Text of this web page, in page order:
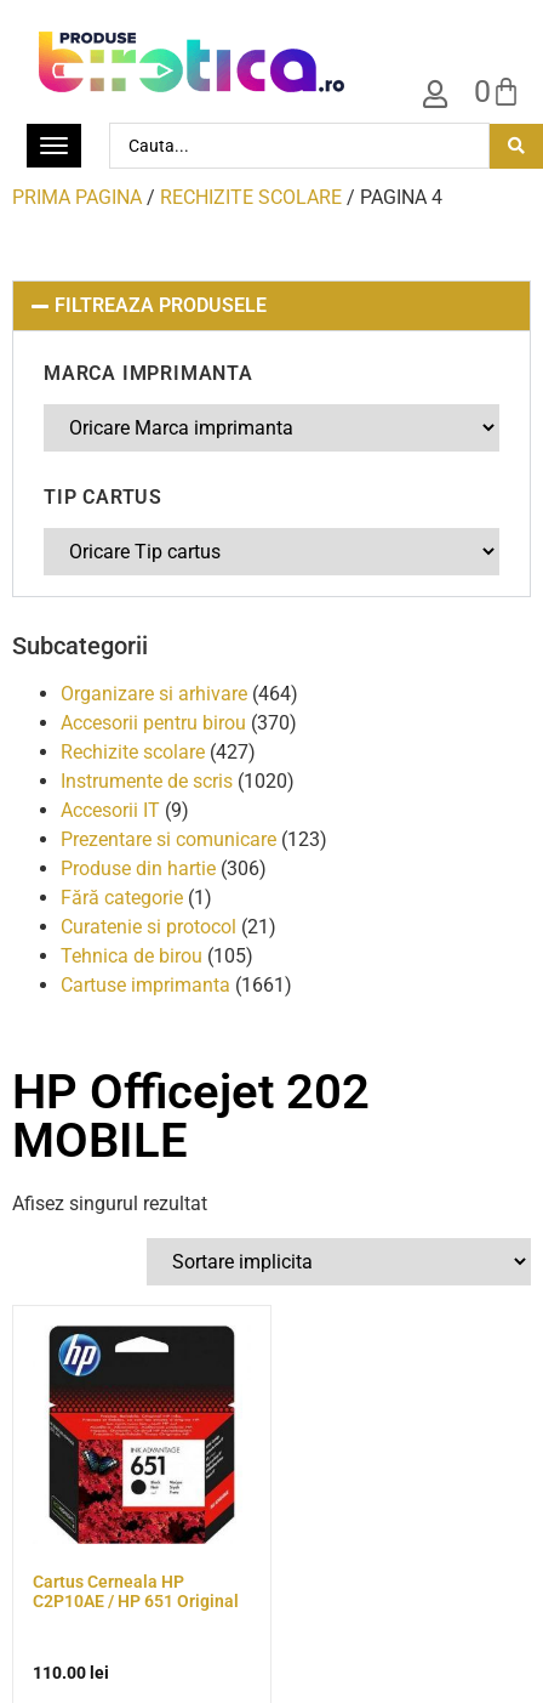
0
PRIMA PAGINA / RECHIZITE SCOLARE / PAGINA 4
FILTREAZA PRODUSELE
MARCA IMPRIMANTA
TIP CARTUS
Subcategorii
Organizare si arhivare (464)
Accesorii pentru birou (370)
Rechizite scolare (427)
Instrumente de scris (1020)
Accesorii IT (9)
Prezentare si comunicare (123)
Produse din hartie (306)
Fără categorie (1)
Curatenie si protocol (21)
Tehnica de birou (105)
Cartuse imprimanta (1661)
HP Officejet 202
MOBILE
Afisez singurul rezultat
Cartus Cerneala HP
C2P10AE / HP 651 Original
110.00 lei